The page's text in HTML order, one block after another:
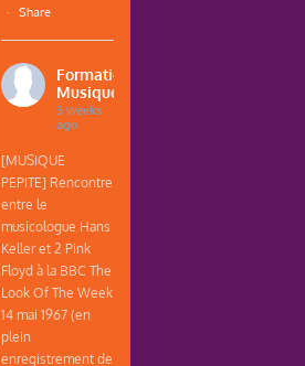
·
Share
Formations
Musique
3 weeks
ago
[MUSIQUE
PEPITE] Rencontre
entre le
musicologue Hans
Keller et 2 Pink
Floyd à la BBC The
Look Of The Week
14 mai 1967 (en
plein
enregistrement de